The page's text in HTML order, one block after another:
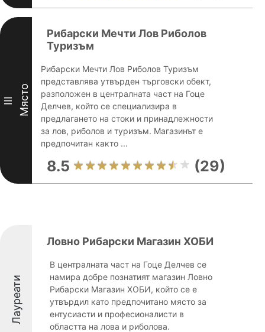
III Място
Рибарски Мечти Лов Риболов
Туризъм
Рибарски Мечти Лов Риболов Туризъм
представлява утвърден търговски обект,
разположен в централната част на Гоце
Делчев, който се специализира в
предлагането на стоки и принадлежности
за лов, риболов и туризъм. Магазинът е
предпочитан както ...
8.5 (29)
Лауреати
Ловно Рибарски Магазин ХОБИ
В централната част на Гоце Делчев се
намира добре познатият магазин Ловно
Рибарски Магазин ХОБИ, който се е
утвърдил като предпочитано място за
ентусиасти и професионалисти в
областта на лова и риболова.